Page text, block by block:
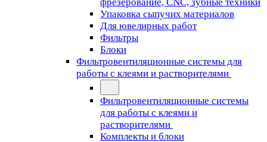
Упаковка сыпучих материалов
Для ювелирных работ
Фильтры
Блоки
Фильтровентиляционные системы для
работы с клеями и растворителями
Фильтровентиляционные системы
для работы с клеями и
растворителями
Комплекты и блоки